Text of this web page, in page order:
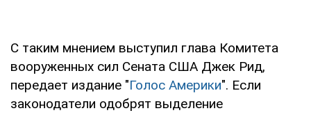
С таким мнением выступил глава Комитета
вооруженных сил Сената США Джек Рид,
передает издание "Голос Америки". Если
законодатели одобрят выделение